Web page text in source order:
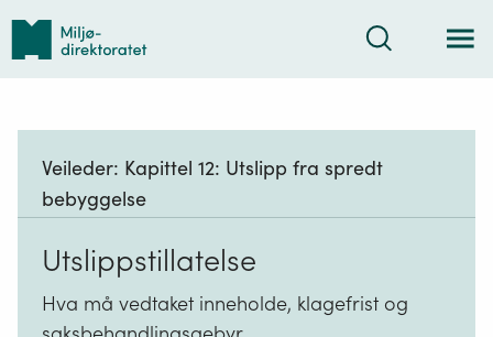
Tilbake
forsiden
Søk
Veileder: Kapittel 12: Utslipp fra spredt
bebyggelse
Utslippstillatelse
Hva må vedtaket inneholde, klagefrist og